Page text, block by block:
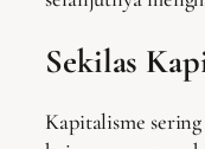
Sekilas
Kapitalisme